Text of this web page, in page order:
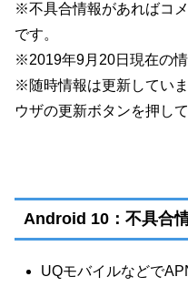
※不具合情報があればコ
です。
※2019年9月20日現在の情
※随時情報は更新してい
ウザの更新ボタンを押して
Android 10：不具合
UQモバイルなどで